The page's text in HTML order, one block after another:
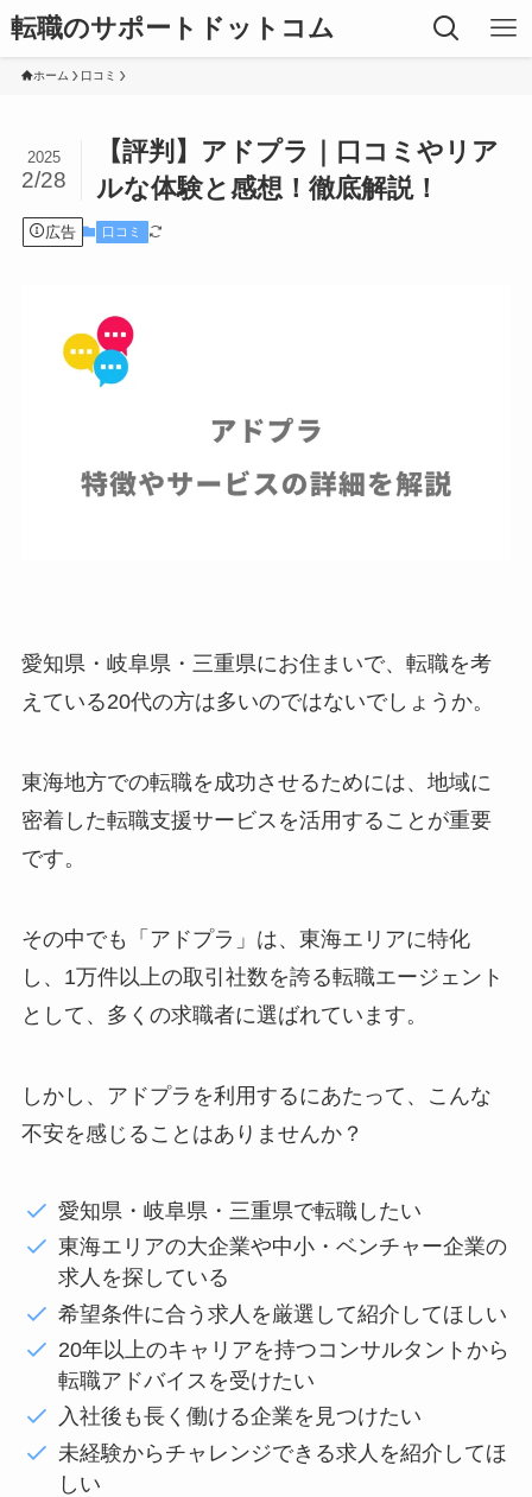
転職のサポートドットコム
ホーム 口コミ
【評判】アドプラ｜口コミやリア
ルな体験と感想！徹底解説！
2025
2/28
広告 口コミ
愛知県・岐阜県・三重県にお住まいで、転職を考
えている20代の方は多いのではないでしょうか。
東海地方での転職を成功させるためには、地域に
密着した転職支援サービスを活用することが重要
です。
その中でも「アドプラ」は、東海エリアに特化
し、1万件以上の取引社数を誇る転職エージェント
として、多くの求職者に選ばれています。
しかし、アドプラを利用するにあたって、こんな
不安を感じることはありませんか？
愛知県・岐阜県・三重県で転職したい
東海エリアの大企業や中小・ベンチャー企業の
求人を探している
希望条件に合う求人を厳選して紹介してほしい
20年以上のキャリアを持つコンサルタントから
転職アドバイスを受けたい
入社後も長く働ける企業を見つけたい
未経験からチャレンジできる求人を紹介してほ
しい